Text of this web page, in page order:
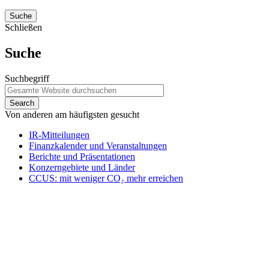
Suche
Schließen
Suche
Suchbegriff
Von anderen am häufigsten gesucht
IR-Mitteilungen
Finanzkalender und Veranstaltungen
Berichte und Präsentationen
Konzerngebiete und Länder
CCUS: mit weniger CO₂ mehr erreichen